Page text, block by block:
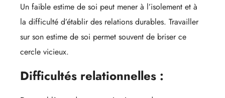
Un faible estime de soi peut mener à l’isolement et à
la difficulté d’établir des relations durables. Travailler
sur son estime de soi permet souvent de briser ce
cercle vicieux.
Difficultés relationnelles :